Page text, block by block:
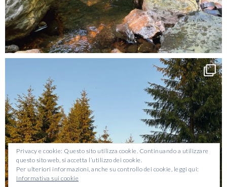
Privacy e cookie: Questo sito utilizza cookie. Continuando a utilizzare
questo sito web, si accetta l’utilizzo dei cookie.
Per ulteriori informazioni, anche su controllo dei cookie, leggi qui:
Informativa sui cookie